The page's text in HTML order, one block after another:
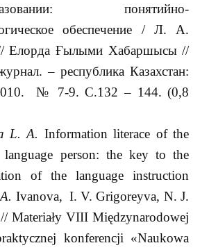
понятийно-
обеспечение / Л. А.
Елорда Ғылыми Хабаршысы //
– республика Казахстан:
№ 7-9. С.132 – 144. (0,8
L. A. Information literace of the
language person: the key to the
of the language instruction
Ivanova, I. V. Grigoreyva, N. J.
Materiały VIII Międzynarodowej
konferencji «Naukowa